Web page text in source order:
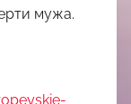
мужа.